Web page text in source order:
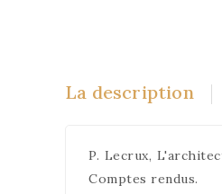
La description
P. Lecrux,
Comptes rendus.